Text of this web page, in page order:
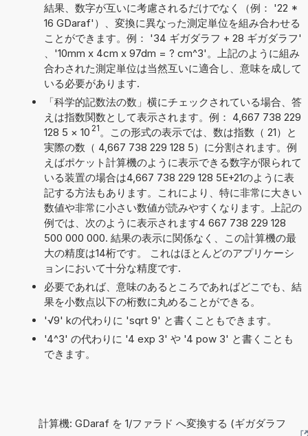
結果、数字が互いに考慮されるだけでなく（例： '22 *
16 GDaraf'）、変換に異なった測定単位を組み合わせる
ことができます。例： '34 ギガダラフ + 28 ギガダラフ'
、'10mm x 4cm x 97dm = ? cm^3'。上記のように組み
合わされた測定単位は当然互いに適合し、意味を成して
いる必要があります.
「科学的記数法の数」横にチェックされている場合、答
えは指数関数として表示されます。例： 4,667 738 229
128 5 × 10 21 。この形式の表示では、数は指数（ 21）と
実際の数（ 4,667 738 229 128 5）に分割されます。例
えばポケット計算機のように表示できる数字が限られて
いる装置の場合は4,667 738 229 128 5E+21のように表
記する方法もあります。これにより、特に非常に大きい
数値や非常に小さい数値が読みやすくなります。上記の
例では、次のように表示されます4 667 738 229 128
500 000 000. 結果の表示に関係なく、この計算機の最
大の精度は14桁です。 これはほとんどのアプリケーシ
ョンにおいて十分な精度です.
必要であれば、意味のあるところであればどこでも、結
果を小数点以下の桁数に丸めることができる。
'√9' kの代わりに 'sqrt 9' と書くこともできます。
'4^3' の代わりに '4 exp 3' や '4 pow 3' と書くことも
できます。
計算機: GDaraf を 1/ファラド へ変換する (ギガダラフ